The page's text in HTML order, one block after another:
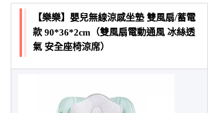
【樂樂】嬰兒無線涼感坐墊 雙風扇/蓄電
款 90*36*2cm（雙風扇電動通風 冰絲透
氣 安全座椅涼席）